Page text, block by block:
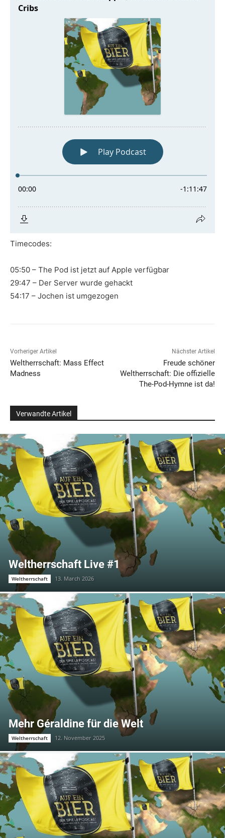
Timecodes:
05:50 – The Pod ist jetzt auf Apple verfügbar
29:47 – Der Server wurde gehackt
54:17 – Jochen ist umgezogen
Vorheriger Artikel
Weltherrschaft: Mass Effect
Madness
Nächster Artikel
Freude schöner
Weltherrschaft: Die offizielle
The-Pod-Hymne ist da!
Verwandte Artikel
Weltherrschaft Live #1
Weltherrschaft 13. March 2026
Mehr Géraldine für die Welt
Weltherrschaft 12. November 2025